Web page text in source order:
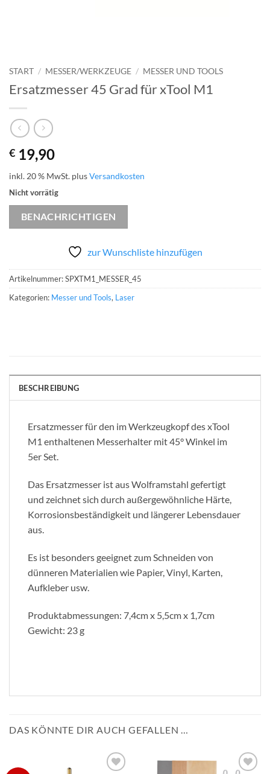
START / MESSER/WERKZEUGE / MESSER UND TOOLS
Ersatzmesser 45 Grad für xTool M1
€ 19,90
inkl. 20 % MwSt. plusVersandkosten
Nicht vorrätig
BENACHRICHTIGEN
zur Wunschliste hinzufügen
Artikelnummer:SPXTM1_MESSER_45
Kategorien: Messer und Tools, Laser
BESCHREIBUNG
Ersatzmesser für den im Werkzeugkopf des xTool
M1 enthaltenen Messerhalter mit 45° Winkel im
5er Set.
Das Ersatzmesser ist aus Wolframstahl gefertigt
und zeichnet sich durch außergewöhnliche Härte,
Korrosionsbeständigkeit und längerer Lebensdauer
aus.
Es ist besonders geeignet zum Schneiden von
dünneren Materialien wie Papier, Vinyl, Karten,
Aufkleber usw.
Produktabmessungen: 7,4cm x 5,5cm x 1,7cm
Gewicht: 23 g
DAS KÖNNTE DIR AUCH GEFALLEN …